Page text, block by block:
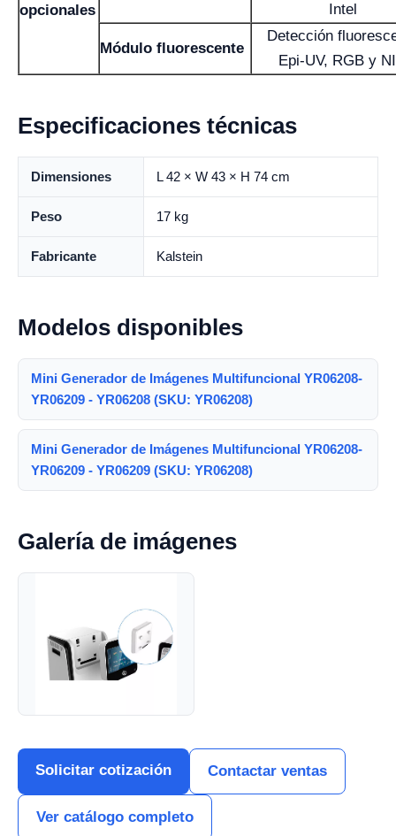
opcionales
Intel
Módulo fluorescente
Detección
Epi-UV, RGB y
Especificaciones técnicas
Dimensiones L 42 × W 43 × H 74 cm
Peso 17 kg
Fabricante Kalstein
Modelos disponibles
Mini Generador de Imágenes Multifuncional YR06208-
YR06209 - YR06208 (SKU: YR06208)
Mini Generador de Imágenes Multifuncional YR06208-
YR06209 - YR06209 (SKU: YR06208)
Galería de imágenes
Solicitar cotización Contactar ventas
Ver catálogo completo